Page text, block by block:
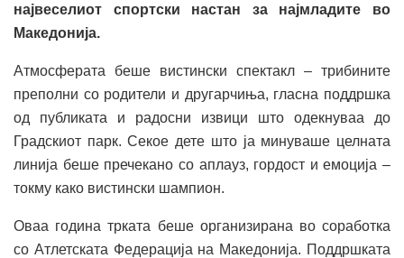
највеселиот спортски настан за најмладите во
Македонија.
Атмосферата беше вистински спектакл – трибините
преполни со родители и другарчиња, гласна поддршка
од публиката и радосни извици што одекнуваа до
Градскиот парк. Секое дете што ја минуваше целната
линија беше пречекано со аплауз, гордост и емоција –
токму како вистински шампион.
Оваа година трката беше организирана во соработка
со Атлетската Федерација на Македонија. Поддршката